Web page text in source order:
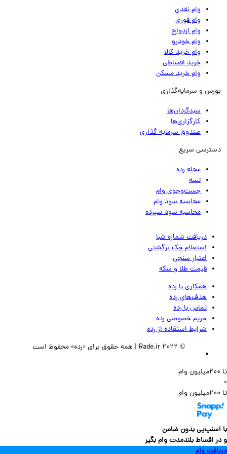
وام نقدی
وام فوری
وام ازدواج
وام خودرو
وام خرید کالا
خرید اقساطی
وام خرید مسکن
و سرمایه‌گذاری
سبدگردان‌ها
کارگزاری‌ها
صندوق سرمایه گذاری
سریع
مجله رده
تسه
جست‌وجوی وام
محاسبه سود وام
محاسبه سود سپرده
دریافت شماره شبا
استعلام چک برگشتی
اعتبار سنجی
قیمت طلا و سکه
همکاری با رده
هدف‌های رده
تماس‌ با‌ رده
حریم خصوصی رده
شرایط استفاده از رده
بدون ضامن
بلندمدت وام بگیر
وام